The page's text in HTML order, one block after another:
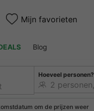
Mijn favorieten
Blog
om de prijzen weer
Hoeveel personen?